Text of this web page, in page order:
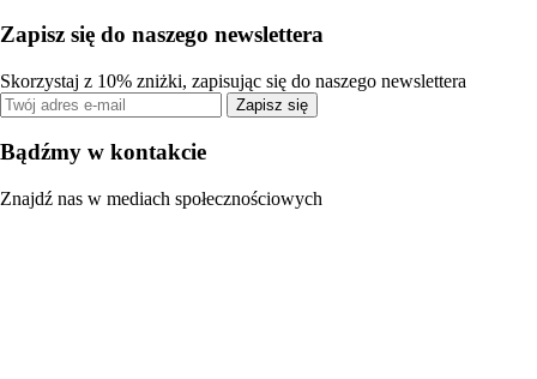
Zapisz się do naszego newslettera
Skorzystaj z 10% zniżki, zapisując się do naszego newslettera
Zapisz się
Bądźmy w kontakcie
Znajdź nas w mediach społecznościowych